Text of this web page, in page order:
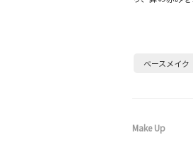
ベースメイク
Make Up